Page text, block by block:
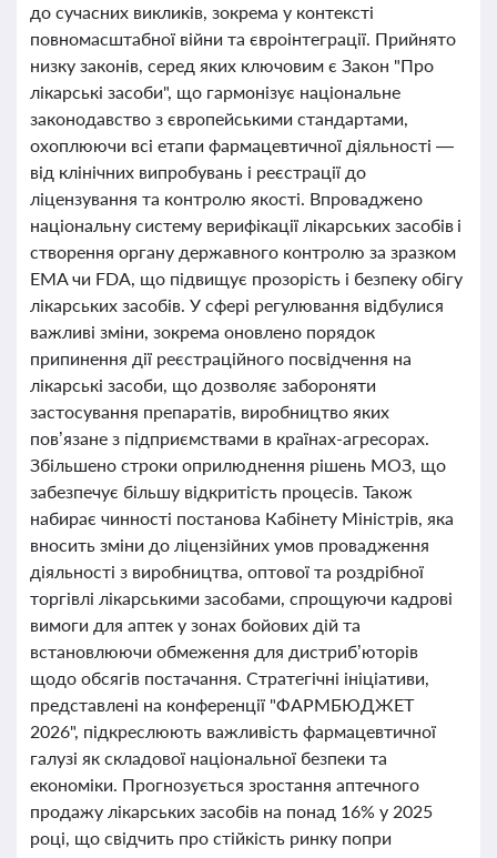
до сучасних викликів, зокрема у контексті
повномасштабної війни та євроінтеграції. Прийнято
низку законів, серед яких ключовим є Закон "Про
лікарські засоби", що гармонізує національне
законодавство з європейськими стандартами,
охоплюючи всі етапи фармацевтичної діяльності —
від клінічних випробувань і реєстрації до
ліцензування та контролю якості. Впроваджено
національну систему верифікації лікарських засобів і
створення органу державного контролю за зразком
EMA чи FDA, що підвищує прозорість і безпеку обігу
лікарських засобів. У сфері регулювання відбулися
важливі зміни, зокрема оновлено порядок
припинення дії реєстраційного посвідчення на
лікарські засоби, що дозволяє забороняти
застосування препаратів, виробництво яких
пов’язане з підприємствами в країнах-агресорах.
Збільшено строки оприлюднення рішень МОЗ, що
забезпечує більшу відкритість процесів. Також
набирає чинності постанова Кабінету Міністрів, яка
вносить зміни до ліцензійних умов провадження
діяльності з виробництва, оптової та роздрібної
торгівлі лікарськими засобами, спрощуючи кадрові
вимоги для аптек у зонах бойових дій та
встановлюючи обмеження для дистриб’юторів
щодо обсягів постачання. Стратегічні ініціативи,
представлені на конференції "ФАРМБЮДЖЕТ
2026", підкреслюють важливість фармацевтичної
галузі як складової національної безпеки та
економіки. Прогнозується зростання аптечного
продажу лікарських засобів на понад 16% у 2025
році, що свідчить про стійкість ринку попри